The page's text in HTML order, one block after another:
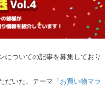
についての記事を募集しており
だいた、テーマ「​お買い物マラ